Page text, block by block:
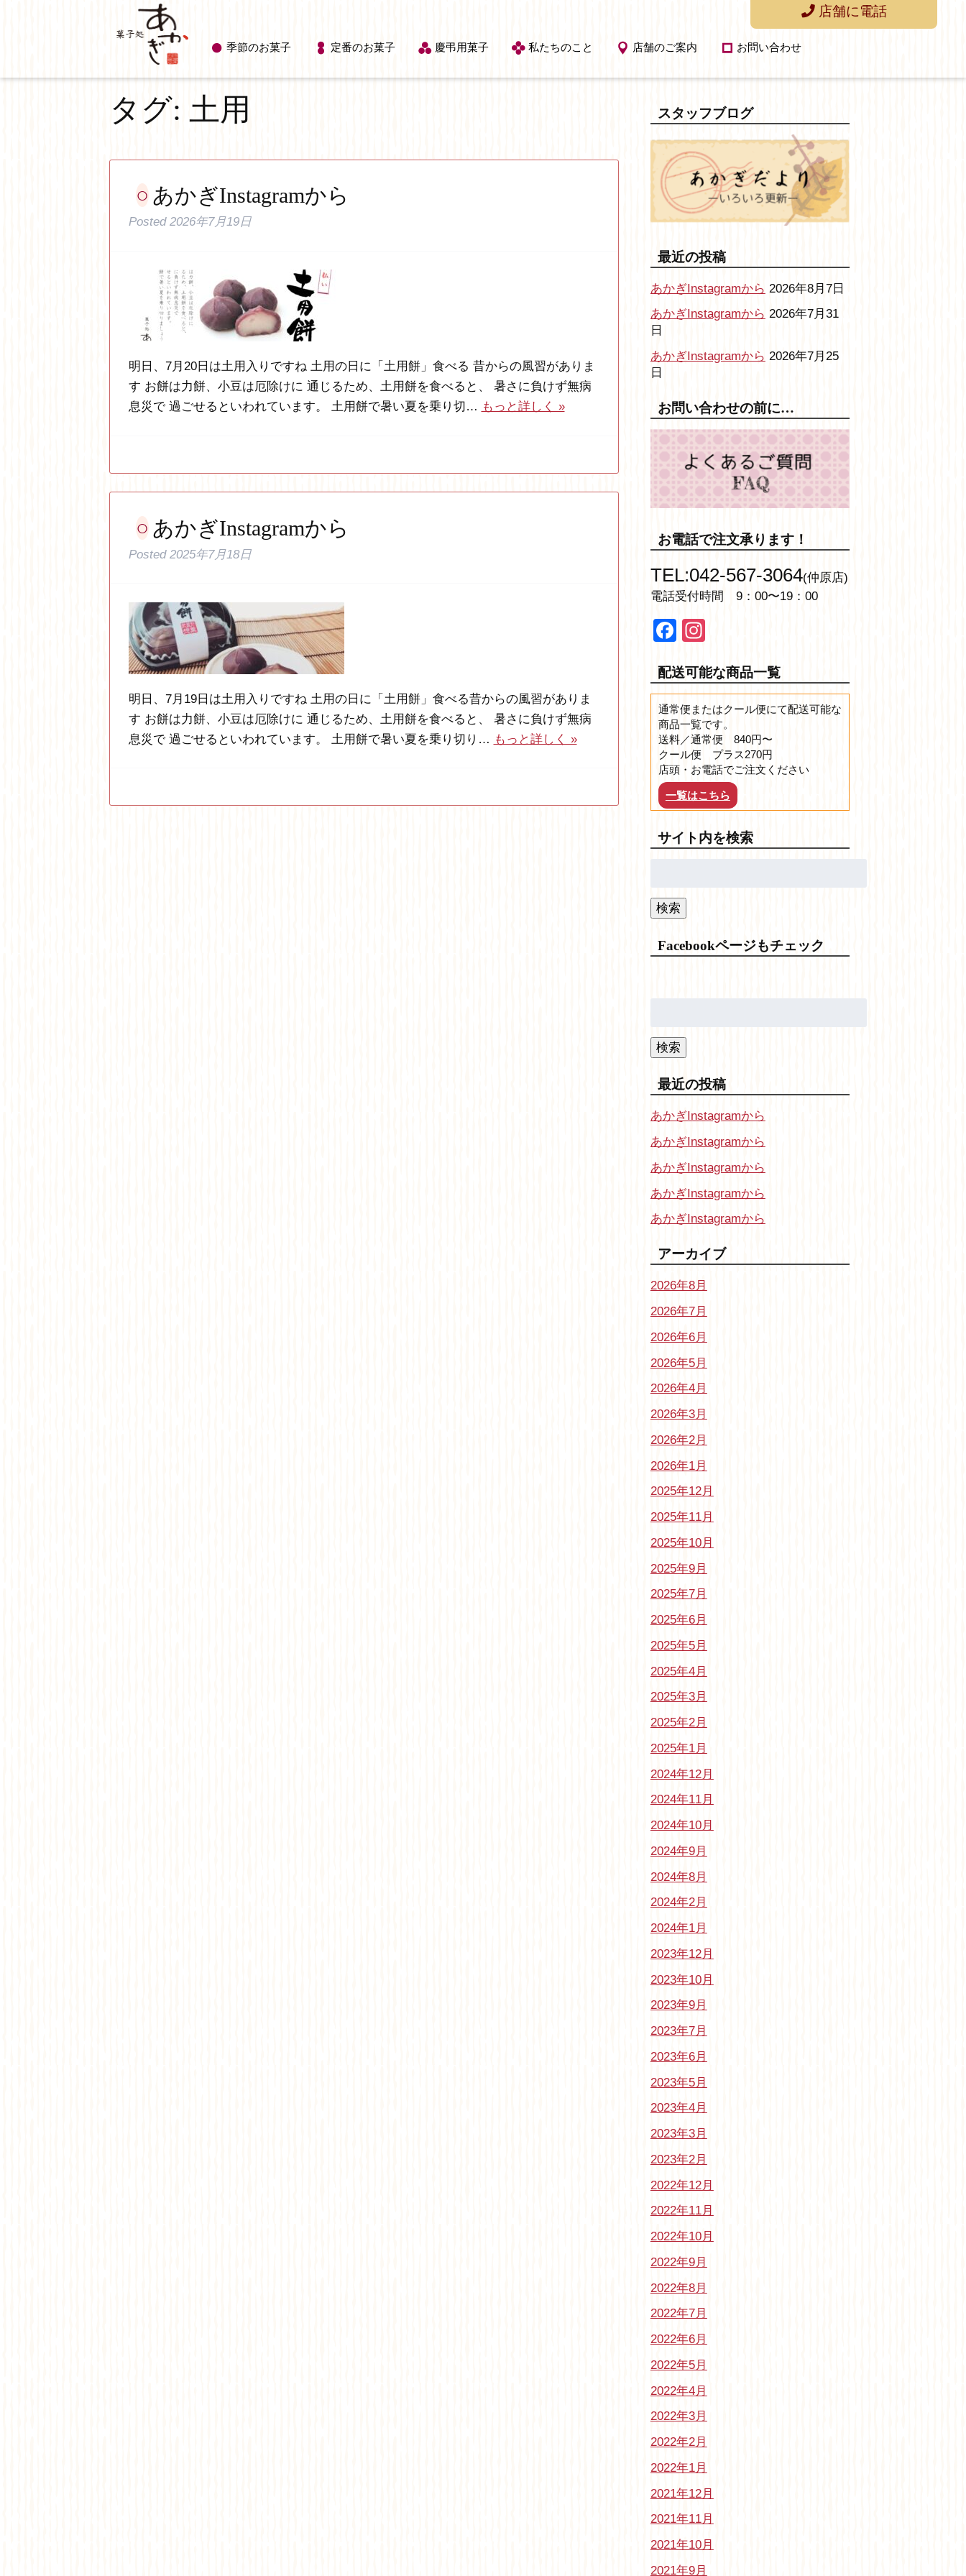
季節のお菓子 定番のお菓子 慶弔用菓子 私たちのこと 店舗のご案内 お問い合わせ
タグ: 土用
あかぎInstagramから
Posted 2026年7月19日
明日、7月20日は土用入りですね 土用の日に「土用餅」食べる 昔からの風習がありま
す お餅は力餅、小豆は厄除けに 通じるため、土用餅を食べると、 暑さに負けず無病
息災で 過ごせるといわれています。 土用餅で暑い夏を乗り切… もっと詳しく »
あかぎInstagramから
Posted 2025年7月18日
明日、7月19日は土用入りですね 土用の日に「土用餅」食べる昔からの風習がありま
す お餅は力餅、小豆は厄除けに 通じるため、土用餅を食べると、 暑さに負けず無病
息災で 過ごせるといわれています。 土用餅で暑い夏を乗り切り… もっと詳しく »
スタッフブログ
最近の投稿
あかぎInstagramから 2026年8月7日
あかぎInstagramから 2026年7月31
日
あかぎInstagramから 2026年7月25
日
お問い合わせの前に…
お電話で注文承ります！
TEL:042-567-3064(仲原店)
電話受付時間 9：00〜19：00
Facebook
配送可能な商品一覧
通常便またはクール便にて配送可能な
商品一覧です。
送料／通常便 840円〜
クール便 プラス270円
店頭・お電話でご注文ください
一覧はこちら
サイト内を検索
検索
Facebookページもチェック
検索
最近の投稿
あかぎInstagramから
あかぎInstagramから
あかぎInstagramから
あかぎInstagramから
あかぎInstagramから
アーカイブ
2026年8月
2026年7月
2026年6月
2026年5月
2026年4月
2026年3月
2026年2月
2026年1月
2025年12月
2025年11月
2025年10月
2025年9月
2025年7月
2025年6月
2025年5月
2025年4月
2025年3月
2025年2月
2025年1月
2024年12月
2024年11月
2024年10月
2024年9月
2024年8月
2024年2月
2024年1月
2023年12月
2023年10月
2023年9月
2023年7月
2023年6月
2023年5月
2023年4月
2023年3月
2023年2月
2022年12月
2022年11月
2022年10月
2022年9月
2022年8月
2022年7月
2022年6月
2022年5月
2022年4月
2022年3月
2022年2月
2022年1月
2021年12月
2021年11月
2021年10月
2021年9月
店舗に電話